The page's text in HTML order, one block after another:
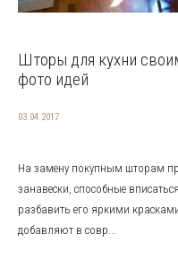
Шторы для кухни
фото идей
03.04.2017
На замену покупным шторам
занавески, способные
разбавить его яркими
добавляют в совр...